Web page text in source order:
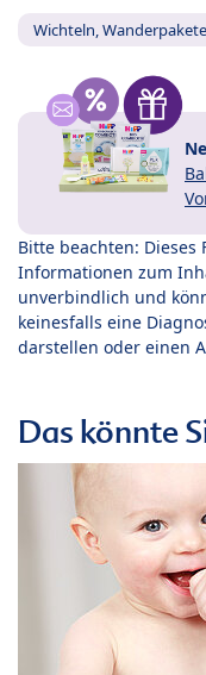
Wichteln,
Bitte beachten:
Informationen zum
unverbindlich und
keinesfalls eine
darstellen oder einen
Das könnte